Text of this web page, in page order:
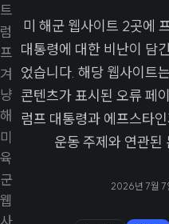
미 해군 웹사이트 2곳에
대통령에 대한 비난이 담
었습니다. 해당 웹사이트
콘텐츠가 표시된 오류 페
럼프 대통령과 에프스타
운동 주제와 연관된
2026년 7월 7